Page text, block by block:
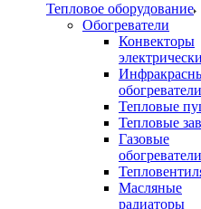
Тепловое оборудование
Обогреватели
Конвекторы
обогреватели
Тепловые
Тепловые
Газовые
обогреватели
Масляные
радиаторы